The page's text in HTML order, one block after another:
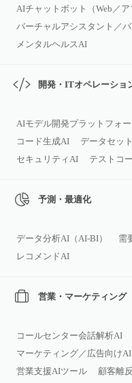
AIチャットボット（Web／ア
バーチャルアシスタント／
メンタルヘルスAI
開発・ITオペレーショ
AIモデル開発プラットフォ
コード生成AI
データセッ
セキュリティAI
テストコ
予測・最適化
データ分析AI（AI‑BI） 需
レコメンドAI
営業・マーケティング
コールセンター会話解析AI
マーケティング／広告向け
営業支援AIツール
顧客離